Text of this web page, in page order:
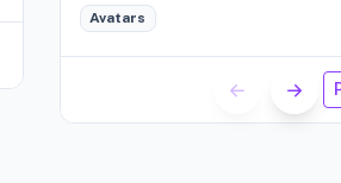
Avatars